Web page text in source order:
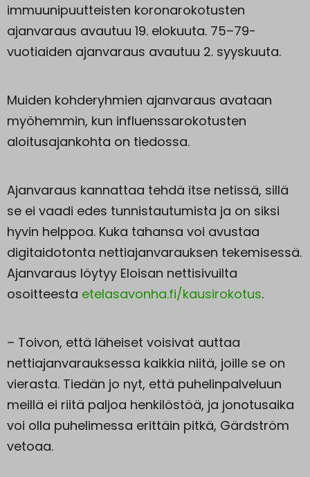
immuunipuutteisten koronarokotusten
ajanvaraus avautuu 19. elokuuta. 75–79-
vuotiaiden ajanvaraus avautuu 2. syyskuuta.
Muiden kohderyhmien ajanvaraus avataan
myöhemmin, kun influenssarokotusten
aloitusajankohta on tiedossa.
Ajanvaraus kannattaa tehdä itse netissä, sillä
se ei vaadi edes tunnistautumista ja on siksi
hyvin helppoa. Kuka tahansa voi avustaa
digitaidotonta nettiajanvarauksen tekemisessä.
Ajanvaraus löytyy Eloisan nettisivuilta
osoitteesta etelasavonha.fi/kausirokotus.
– Toivon, että läheiset voisivat auttaa
nettiajanvarauksessa kaikkia niitä, joille se on
vierasta. Tiedän jo nyt, että puhelinpalveluun
meillä ei riitä paljoa henkilöstöä, ja jonotusaika
voi olla puhelimessa erittäin pitkä, Gärdström
vetoaa.